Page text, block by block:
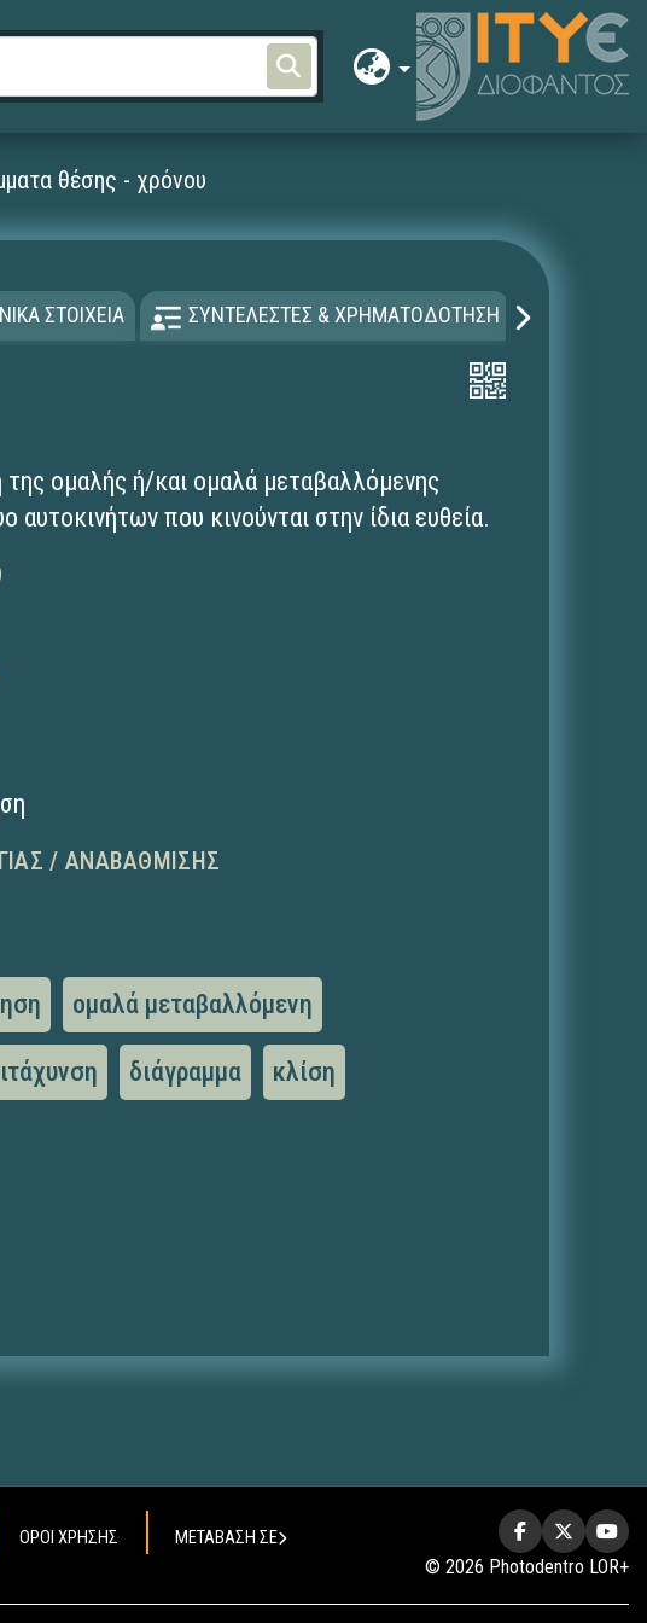
θέσης - χρόνου
ΣΤΟΙΧΕΙΑ ΣΥΝΤΕΛΕΣΤΕΣ & ΧΡΗΜΑΤΟΔΟΤΗΣΗ
της ομαλής ή/και ομαλά μεταβαλλόμενης
αυτοκινήτων που κινούνται στην ίδια ευθεία.
/ ΑΝΑΒΆΘΜΙΣΗΣ
ομαλά μεταβαλλόμενη
διάγραμμα κλίση
ΟΡΟΙ ΧΡΗΣΗΣ ΜΕΤΑΒΑΣΗ ΣΕ
© 2026 Photodentro LOR+